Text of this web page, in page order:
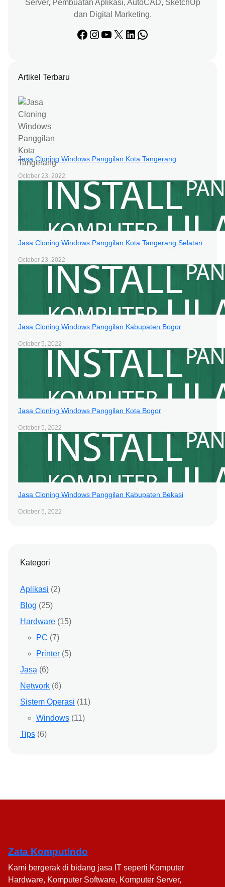
Server, Pembuatan Aplikasi, AutoCAD, SketchUp
dan Digital Marketing.
Facebook Instagram YouTube X LinkedIn WhatsApp
Artikel Terbaru
Jasa Cloning Windows Panggilan Kota Tangerang
October 23, 2022
Jasa Cloning Windows Panggilan Kota Tangerang Selatan
October 23, 2022
Jasa Cloning Windows Panggilan Kabupaten Bogor
October 5, 2022
Jasa Cloning Windows Panggilan Kota Bogor
October 5, 2022
Jasa Cloning Windows Panggilan Kabupaten Bekasi
October 5, 2022
Kategori
Aplikasi (2)
Blog (25)
Hardware (15)
PC (7)
Printer (5)
Jasa (6)
Network (6)
Sistem Operasi (11)
Windows (11)
Tips (6)
Zata KomputIndo
Kami bergerak di bidang jasa IT seperti Komputer
Hardware, Komputer Software, Komputer Server,